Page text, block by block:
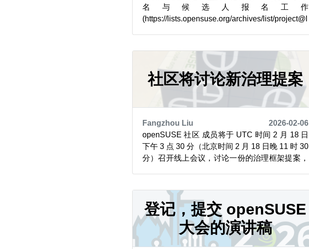
名与候选人报名工作
(https://lists.opensuse.org/archives/list/project@l
月 1 日启动。 因整理会员数据库...
社区将讨论新治理提案
Fangzhou Liu
2026-02-06
openSUSE 社区 成员将于 UTC 时间 2 月 18 日
下午 3 点 30 分（北京时间 2 月 18 日晚 11 时 30
分）召开线上会议，讨论一份的治理框架提案，
目方已发布一份最新提案草案，其中概述了项目
在技术决策与社区决策管理模式...
登记，提交 openSUSE
大会的演讲稿